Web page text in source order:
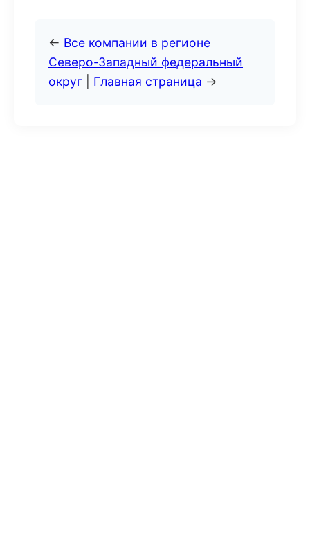
← Все компании в регионе
Северо-Западный федеральный
округ
Главная страница →